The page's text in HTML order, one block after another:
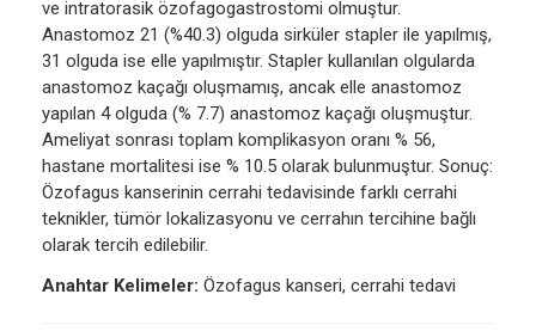
ve intratorasik özofagogastrostomi olmuştur.
Anastomoz 21 (%40.3) olguda sirküler stapler ile yapılmış,
31 olguda ise elle yapılmıştır. Stapler kullanılan olgularda
anastomoz kaçağı oluşmamış, ancak elle anastomoz
yapılan 4 olguda (% 7.7) anastomoz kaçağı oluşmuştur.
Ameliyat sonrası toplam komplikasyon oranı % 56,
hastane mortalitesi ise % 10.5 olarak bulunmuştur. Sonuç:
Özofagus kanserinin cerrahi tedavisinde farklı cerrahi
teknikler, tümör lokalizasyonu ve cerrahın tercihine bağlı
olarak tercih edilebilir.
Anahtar Kelimeler: Özofagus kanseri, cerrahi tedavi